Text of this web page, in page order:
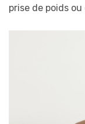
prise de poids